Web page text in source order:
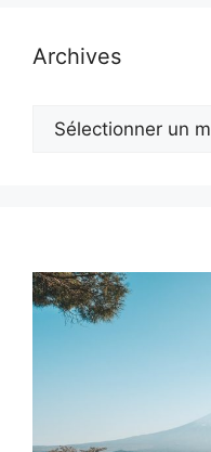
Archives
Archives